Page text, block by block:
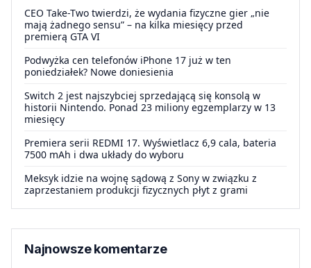
CEO Take-Two twierdzi, że wydania fizyczne gier „nie
mają żadnego sensu” – na kilka miesięcy przed
premierą GTA VI
Podwyżka cen telefonów iPhone 17 już w ten
poniedziałek? Nowe doniesienia
Switch 2 jest najszybciej sprzedającą się konsolą w
historii Nintendo. Ponad 23 miliony egzemplarzy w 13
miesięcy
Premiera serii REDMI 17. Wyświetlacz 6,9 cala, bateria
7500 mAh i dwa układy do wyboru
Meksyk idzie na wojnę sądową z Sony w związku z
zaprzestaniem produkcji fizycznych płyt z grami
Najnowsze komentarze